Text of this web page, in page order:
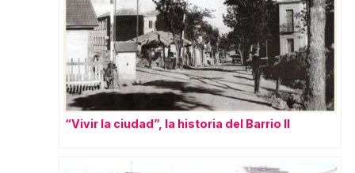
“Vivir la ciudad”, la historia del Barrio II